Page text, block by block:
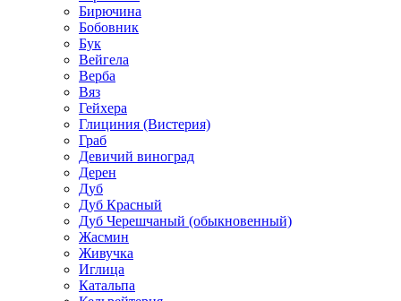
Бирючина
Бобовник
Бук
Вейгела
Верба
Вяз
Гейхера
Глициния (Вистерия)
Граб
Девичий виноград
Дерен
Дуб
Дуб Красный
Дуб Черешчаный (обыкновенный)
Жасмин
Живучка
Иглица
Катальпа